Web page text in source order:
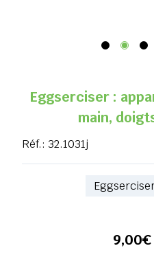
Eggserciser :
main,
Réf.: 32.1031j
9,00€